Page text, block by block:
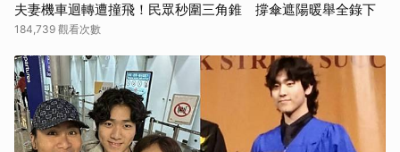
夫妻機車迴轉遭撞飛！民眾秒圍三角錐 撐傘遮陽暖舉全錄下
184,739 觀看次數